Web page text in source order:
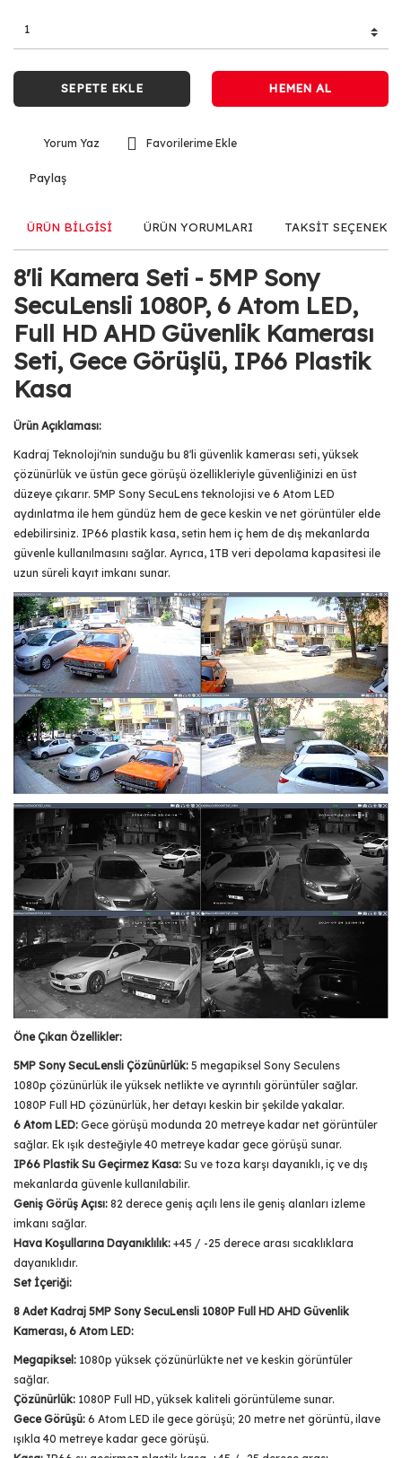
SEPETE EKLE HEMEN AL
Yorum Yaz
Paylaş
ÜRÜN BİLGİSİ ÜRÜN YORUMLARI TAKSİT
8'li Kamera Seti - 5MP Sony
SecuLensli 1080P, 6 Atom LED,
Full HD AHD Güvenlik Kamerası
Seti, Gece Görüşlü, IP66 Plastik
Kasa
Ürün Açıklaması:
Kadraj Teknoloji'nin sunduğu bu 8'li güvenlik kamerası seti, yüksek
çözünürlük ve üstün gece görüşü özellikleriyle güvenliğinizi en üst
düzeye çıkarır. 5MP Sony SecuLens teknolojisi ve 6 Atom LED
aydınlatma ile hem gündüz hem de gece keskin ve net görüntüler elde
edebilirsiniz. IP66 plastik kasa, setin hem iç hem de dış mekanlarda
güvenle kullanılmasını sağlar. Ayrıca, 1TB veri depolama kapasitesi ile
uzun süreli kayıt imkanı sunar.
Öne Çıkan Özellikler:
5MP Sony SecuLensli Çözünürlük: 5 megapiksel Sony Seculens
1080p çözünürlük ile yüksek netlikte ve ayrıntılı görüntüler sağlar.
1080P Full HD çözünürlük, her detayı keskin bir şekilde yakalar.
6 Atom LED: Gece görüşü modunda 20 metreye kadar net görüntüler
sağlar. Ek ışık desteğiyle 40 metreye kadar gece görüşü sunar.
IP66 Plastik Su Geçirmez Kasa: Su ve toza karşı dayanıklı, iç ve dış
mekanlarda güvenle kullanılabilir.
Geniş Görüş Açısı: 82 derece geniş açılı lens ile geniş alanları izleme
imkanı sağlar.
Hava Koşullarına Dayanıklılık: +45 / -25 derece arası sıcaklıklara
dayanıklıdır.
Set İçeriği:
8 Adet Kadraj 5MP Sony SecuLensli 1080P Full HD AHD Güvenlik
Kamerası, 6 Atom LED:
Megapiksel: 1080p yüksek çözünürlükte net ve keskin görüntüler
sağlar.
Çözünürlük: 1080P Full HD, yüksek kaliteli görüntüleme sunar.
Gece Görüşü: 6 Atom LED ile gece görüşü; 20 metre net görüntü, ilave
ışıkla 40 metreye kadar gece görüşü.